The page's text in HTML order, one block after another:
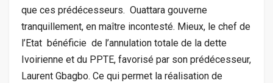
que ces prédécesseurs. Ouattara gouverne
tranquillement, en maître incontesté. Mieux, le chef de
l’Etat bénéficie de l’annulation totale de la dette
Ivoirienne et du PPTE, favorisé par son prédécesseur,
Laurent Gbagbo. Ce qui permet la réalisation de